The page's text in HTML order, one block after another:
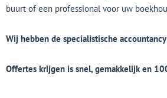
buurt of een professional voor uw
Wij hebben de specialistische
Offertes krijgen is snel, gemakkelijk en